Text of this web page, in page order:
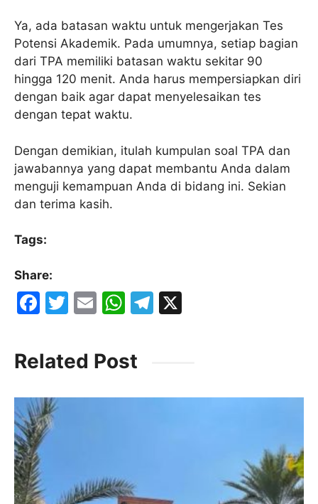
Ya, ada batasan waktu untuk mengerjakan Tes
Potensi Akademik. Pada umumnya, setiap bagian
dari TPA memiliki batasan waktu sekitar 90
hingga 120 menit. Anda harus mempersiapkan diri
dengan baik agar dapat menyelesaikan tes
dengan tepat waktu.
Dengan demikian, itulah kumpulan soal TPA dan
jawabannya yang dapat membantu Anda dalam
menguji kemampuan Anda di bidang ini. Sekian
dan terima kasih.
Tags:
Share:
F
c
e
b
o
o
k
T
itt
er
E
ai
l
W
at
s
A
T
a
Related Post